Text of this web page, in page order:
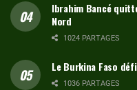
Ibrahim Bancé
Nord
1024 PARTAGES
Le Burkina Faso
1036 PARTAGES